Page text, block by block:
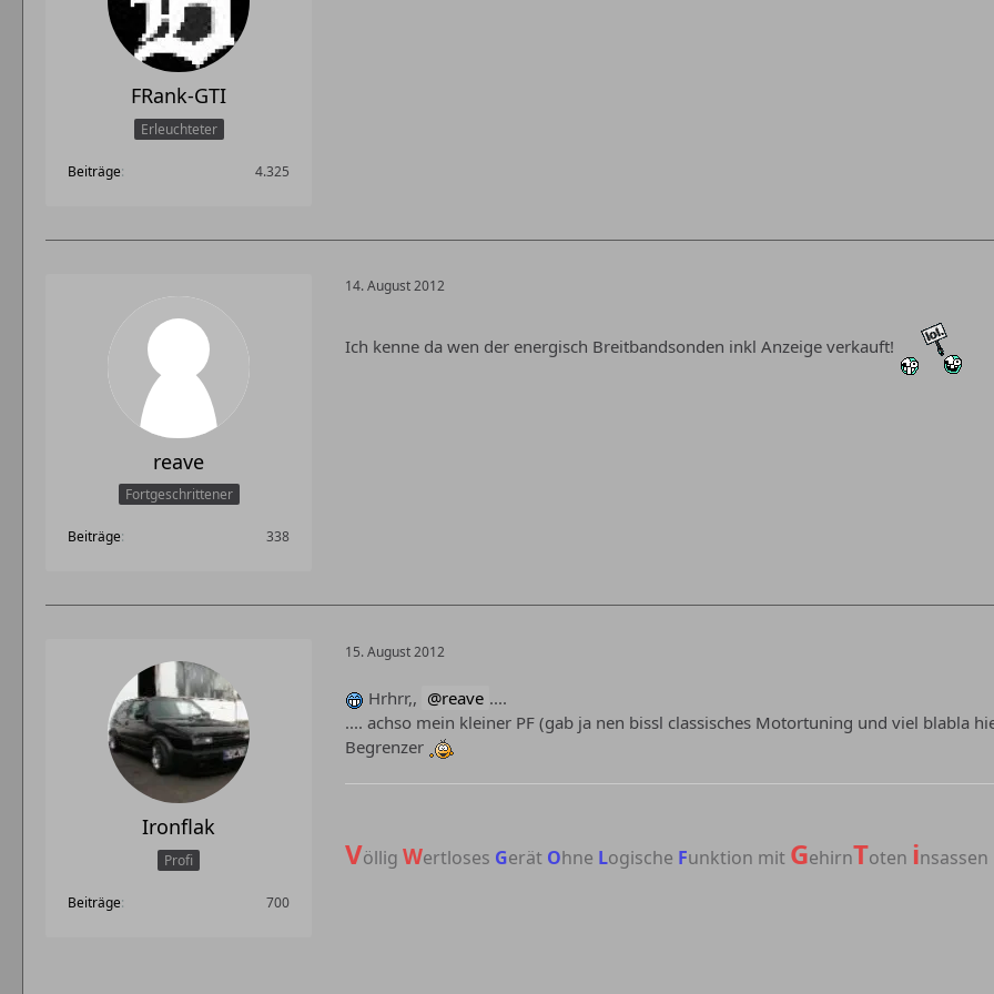
FRank-GTI
Erleuchteter
Beiträge 4.325
reave
Fortgeschrittener
Beiträge 338
14. August 2012
Ich kenne da wen der energisch Breitbandsonden inkl Anzeige verkauft!
Ironflak
Profi
Beiträge 700
15. August 2012
Hrhrr,, reave ....
.... achso mein kleiner PF (gab ja nen bissl classisches Motortuning und viel blabla
Begrenzer
Völlig Wertloses Gerät Ohne Logische Funktion mit GehirnToten insassen